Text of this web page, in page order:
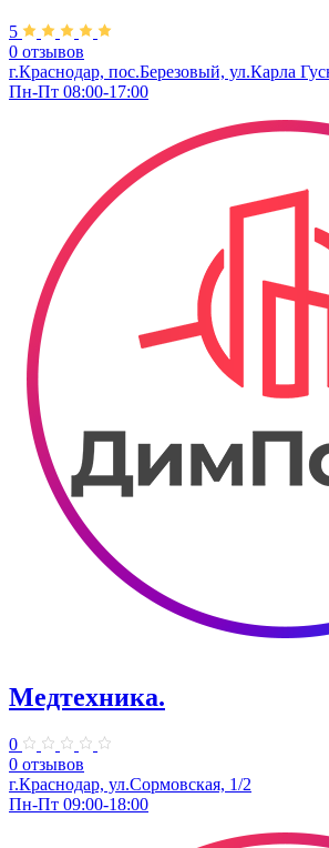
5
0 отзывов
г.Краснодар, пос.Березовый, ул.Карла
Пн-Пт 08:00-17:00
Медтехника.
0
0 отзывов
г.Краснодар, ул.Сормовская, 1/2
Пн-Пт 09:00-18:00